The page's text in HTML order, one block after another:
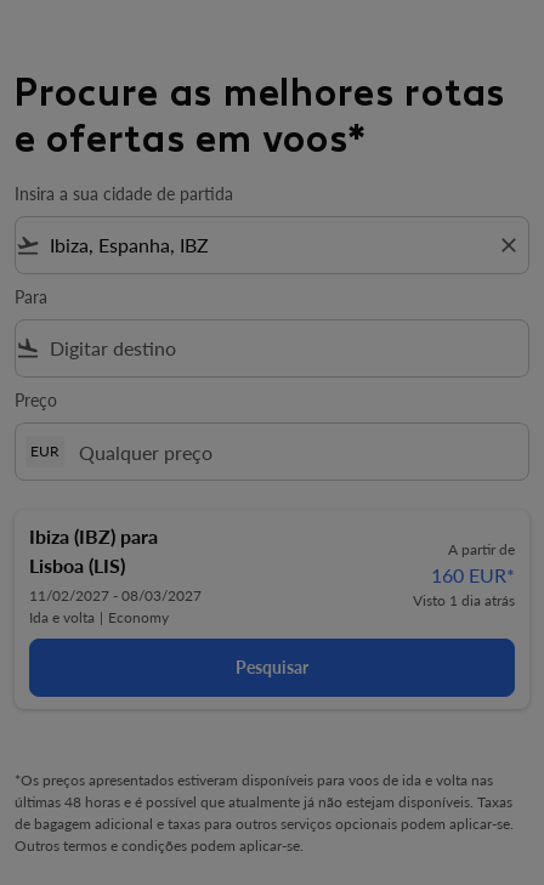
Procure as melhores rotas
e ofertas em voos*
Insira a sua cidade de partida
flight_takeoff close
Para
flight_land
Preço
EUR
Ibiza (IBZ) para
Lisboa (LIS)
11/02/2027 - 08/03/2027
Ida e volta | Economy
A partir de
160 EUR*
Visto 1 dia atrás
Pesquisar
*Os preços apresentados estiveram disponíveis para voos de ida e volta nas
últimas 48 horas e é possível que atualmente já não estejam disponíveis. Taxas
de bagagem adicional e taxas para outros serviços opcionais podem aplicar-se.
Outros termos e condições podem aplicar-se.